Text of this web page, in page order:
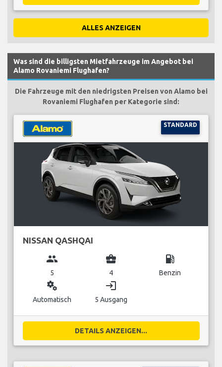
ALLES ANZEIGEN
Was sind die billigsten Mietfahrzeuge im Angebot bei
Alamo Rovaniemi Flughafen?
Die Fahrzeuge mit den niedrigsten Preisen von Alamo bei
Rovaniemi Flughafen per Kategorie sind:
STANDARD
NISSAN QASHQAI
group
5
business_center
4
local_gas_station
Benzin
miscellaneous_services
Automatisch
login
5 Ausgang
DETAILS ANZEIGEN...